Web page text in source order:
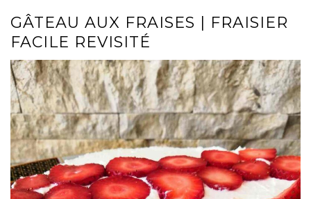
GÂTEAU AUX FRAISES | FRAISIER
FACILE REVISITÉ